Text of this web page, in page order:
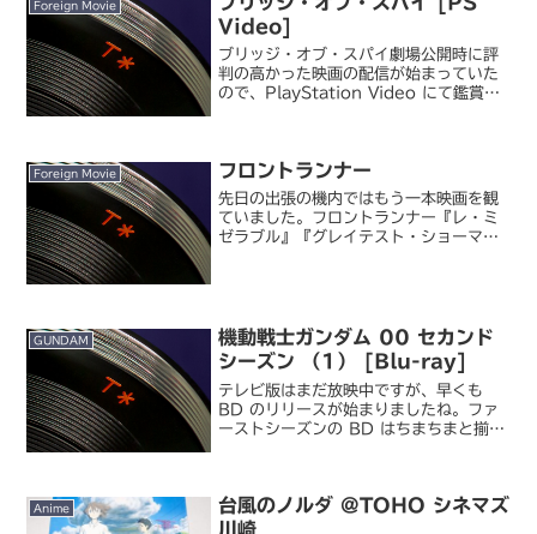
Foreign Movie
Video]
ブリッジ・オブ・スパイ劇場公開時に評
判の高かった映画の配信が始まっていた
ので、PlayStation Video にて鑑賞し
の最新監...
Foreign Movie フロントランナー
先日の出張の機内ではもう一本映画を観
ていました。フロントランナー『レ・ミ
ゼラブル』『グレイテスト・ショーマ
GUNDAM
機動戦士ガンダム 00 セカンド
シーズン （1） [Blu-ray]
テレビ版はまだ放映中ですが、早くも
BD のリリースが始まりましたね。ファ
ーストシーズンの BD はちまちまと揃え
（1） いや...
Anime
台風のノルダ @TOHO シネマズ
川崎